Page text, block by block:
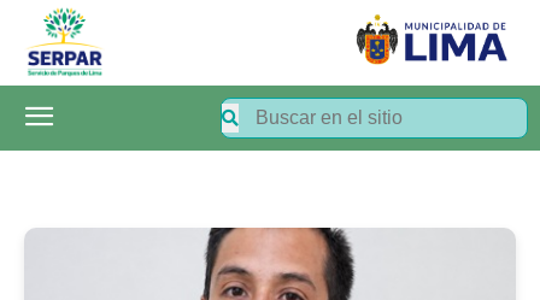
SERPAR
Servicio
de
Parques